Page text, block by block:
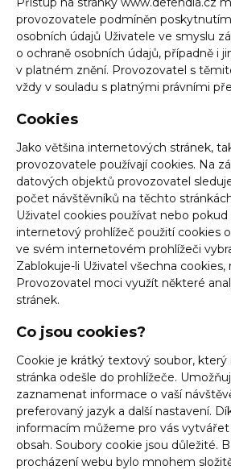
provozovatele podmíněn
osobních údajů Uživatele ve smyslu
o ochraně osobních údajů, případně i
v platném znění. Provozovatel s
vždy v souladu s platnými právními
Cookies
Jako většina internetových stránek,
provozovatele používají cookies. Na
datových objektů provozovatel
počet návštěvníků na těchto
Uživatel cookies používat nebo pokud
internetový prohlížeč použití cookies
ve svém internetovém prohlížeči
Zablokuje-li Uživatel všechna cookies,
Provozovatel moci využít některé
stránek.
Co jsou cookies?
Cookie je krátký textový soubor,
stránka odešle do prohlížeče.
zaznamenat informace o vaší
preferovaný jazyk a další nastavení.
informacím můžeme pro vás vytvářet
obsah. Soubory cookie jsou důležité.
procházení webu bylo mnohem